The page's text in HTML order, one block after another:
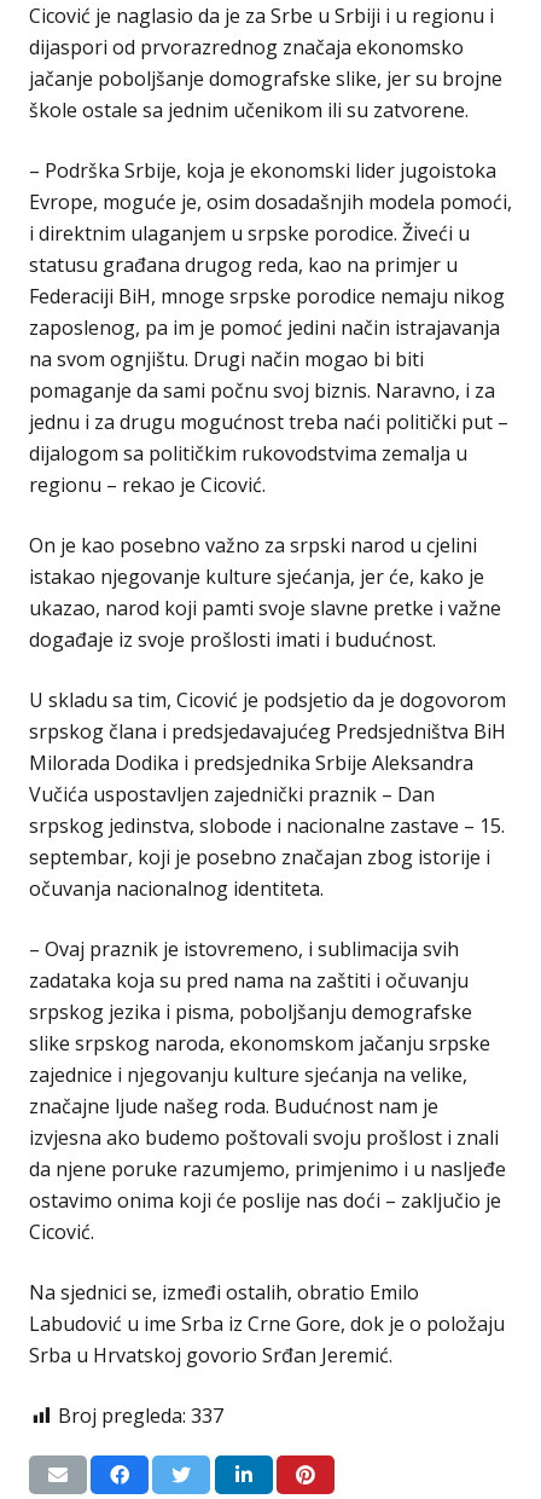
Cicović je naglasio da je za Srbe u Srbiji i u regionu i
dijaspori od prvorazrednog značaja ekonomsko
jačanje poboljšanje domografske slike, jer su brojne
škole ostale sa jednim učenikom ili su zatvorene.
– Podrška Srbije, koja je ekonomski lider jugoistoka
Evrope, moguće je, osim dosadašnjih modela pomoći,
i direktnim ulaganjem u srpske porodice. Živeći u
statusu građana drugog reda, kao na primjer u
Federaciji BiH, mnoge srpske porodice nemaju nikog
zaposlenog, pa im je pomoć jedini način istrajavanja
na svom ognjištu. Drugi način mogao bi biti
pomaganje da sami počnu svoj biznis. Naravno, i za
jednu i za drugu mogućnost treba naći politički put –
dijalogom sa političkim rukovodstvima zemalja u
regionu – rekao je Cicović.
On je kao posebno važno za srpski narod u cjelini
istakao njegovanje kulture sjećanja, jer će, kako je
ukazao, narod koji pamti svoje slavne pretke i važne
događaje iz svoje prošlosti imati i budućnost.
U skladu sa tim, Cicović je podsjetio da je dogovorom
srpskog člana i predsjedavajućeg Predsjedništva BiH
Milorada Dodika i predsjednika Srbije Aleksandra
Vučića uspostavljen zajednički praznik – Dan
srpskog jedinstva, slobode i nacionalne zastave – 15.
septembar, koji je posebno značajan zbog istorije i
očuvanja nacionalnog identiteta.
– Ovaj praznik je istovremeno, i sublimacija svih
zadataka koja su pred nama na zaštiti i očuvanju
srpskog jezika i pisma, poboljšanju demografske
slike srpskog naroda, ekonomskom jačanju srpske
zajednice i njegovanju kulture sjećanja na velike,
značajne ljude našeg roda. Budućnost nam je
izvjesna ako budemo poštovali svoju prošlost i znali
da njene poruke razumjemo, primjenimo i u nasljeđe
ostavimo onima koji će poslije nas doći – zaključio je
Cicović.
Na sjednici se, izmeđi ostalih, obratio Emilo
Labudović u ime Srba iz Crne Gore, dok je o položaju
Srba u Hrvatskoj govorio Srđan Jeremić.
Broj pregleda: 337